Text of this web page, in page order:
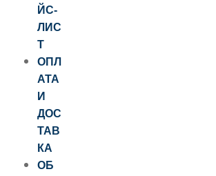
ЙС-
ЛИС
Т
ОПЛ
АТА
И
ДОС
ТАВ
КА
ОБ